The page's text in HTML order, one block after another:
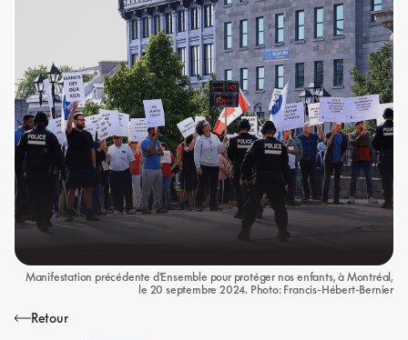
Manifestation précédente d'Ensemble pour protéger nos enfants, à Montréal,
le 20 septembre 2024. Photo: Francis-Hébert-Bernier
Retour